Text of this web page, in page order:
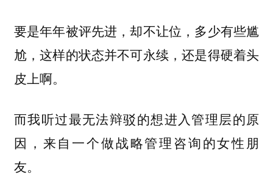
要是年年被评先进，却不让位，多少有些尴
尬，这样的状态并不可永续，还是得硬着头
皮上啊。
而我听过最无法辩驳的想进入管理层的原
因，来自一个做战略管理咨询的女性朋
友。